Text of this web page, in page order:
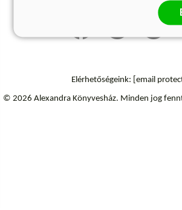
Elérhetőségeink: [email
© 2026 Alexandra Könyvesház. Minden jog